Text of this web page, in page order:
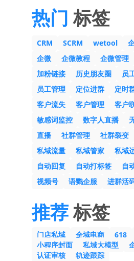
热门 标签
CRM SCRM wetool
企微
企微教程 企微管理
加粉链接
历史朋友圈 员
员工管理
定位进群 定时
客户流失
客户管理 客户
敏感词监控
数字人直播
直播
社群管理 社群裂变
私域流量
私域管家 私域
自动回复
自动打标签 自
视频号
语鹦企服 进群活
推荐标签
门店私域 全域电商 618
小程序封面
私域大模型
认证审核
轨迹跟踪